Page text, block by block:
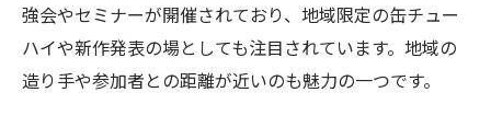
強会やセミナーが開催されており、地域限定の缶チュー
ハイや新作発表の場としても注目されています。地域の
造り手や参加者との距離が近いのも魅力の一つです。